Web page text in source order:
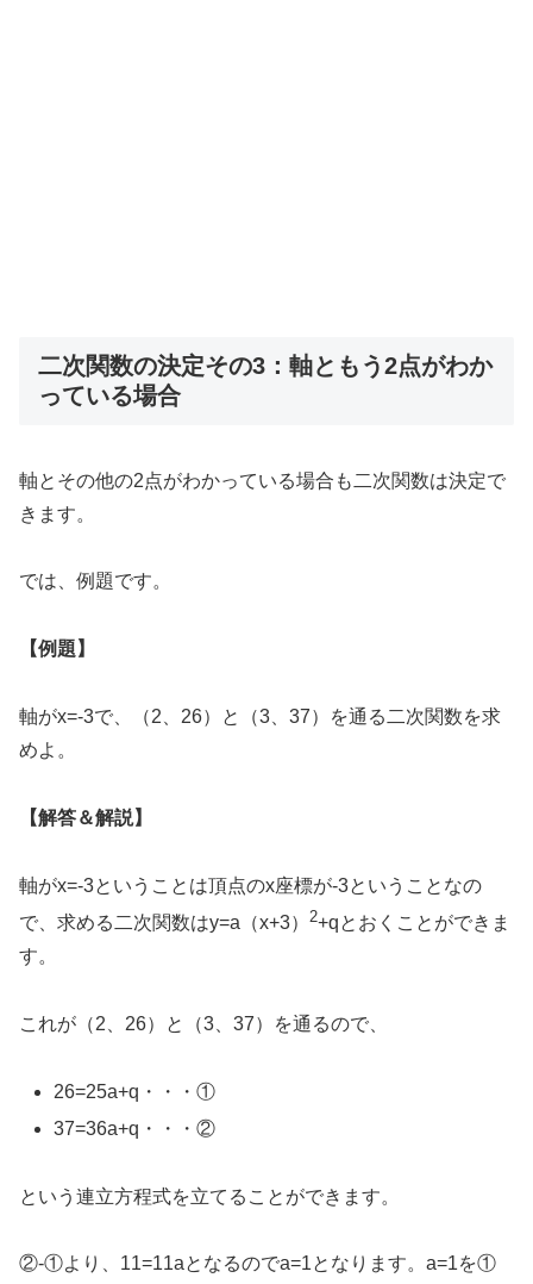
二次関数の決定その3：軸ともう2点がわか
っている場合
軸とその他の2点がわかっている場合も二次関数は決定で
きます。
では、例題です。
【例題】
軸がx=-3で、（2、26）と（3、37）を通る二次関数を求
めよ。
【解答＆解説】
軸がx=-3ということは頂点のx座標が-3ということなの
で、求める二次関数はy=a（x+3）
2+qとおくことができま
す。
これが（2、26）と（3、37）を通るので、
26=25a+q・・・①
37=36a+q・・・②
という連立方程式を立てることができます。
②-①より、11=11aとなるのでa=1となります。a=1を①